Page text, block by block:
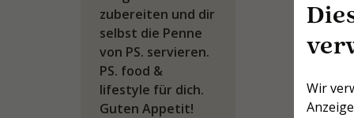
Wir
zubereiten und dir
selbst die Penne
von PS. servieren.
PS. food &
lifestyle für dich.
Guten Appetit!